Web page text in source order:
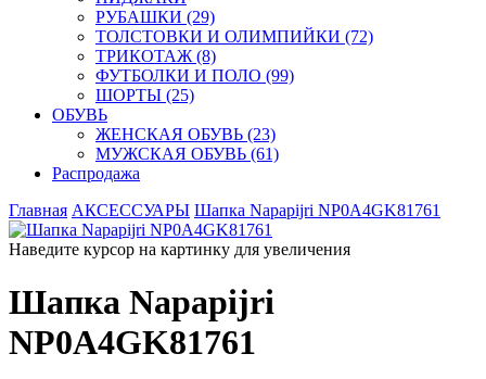
РУБАШКИ (29)
ТОЛСТОВКИ И ОЛИМПИЙКИ (72)
ТРИКОТАЖ (8)
ФУТБОЛКИ И ПОЛО (99)
ШОРТЫ (25)
ОБУВЬ
ЖЕНСКАЯ ОБУВЬ (23)
МУЖСКАЯ ОБУВЬ (61)
Распродажа
Главная АКСЕССУАРЫ Шапка Napapijri NP0A4GK81761
Наведите курсор на картинку для увеличения
Шапка Napapijri
NP0A4GK81761